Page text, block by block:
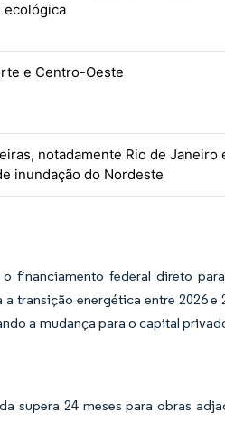
ecológica
e Centro-Oeste
notadamente Rio de Janeiro
inundação do Nordeste
financiamento federal direto
transição energética entre 2026 e
a mudança para o capital
supera 24 meses para obras